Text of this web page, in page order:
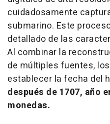
cuidadosamente
submarino. Este
detallado de las
Al combinar la
de múltiples fuentes,
establecer la fecha del
después de 1707, año
monedas.